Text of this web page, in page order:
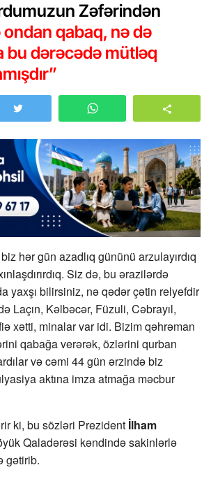
Zəfərindən
ondan qabaq, nə də
bu dərəcədə mütləq
hər gün azadlıq gününü arzulayırdıq
Siz də, bu ərazilərdə
yaxşı bilirsiniz, nə qədər çətin relyefdir
Laçın, Kəlbəcər, Füzuli, Cəbrayıl,
xətti, minalar var idi. Bizim qəhrəman
qabağa verərək, özlərini qurban
və cəmi 44 gün ərzində biz
aktına imza atmağa məcbur
ki, bu sözləri Prezident İlham
Qaladərəsi kəndində sakinlərlə
gətirib.